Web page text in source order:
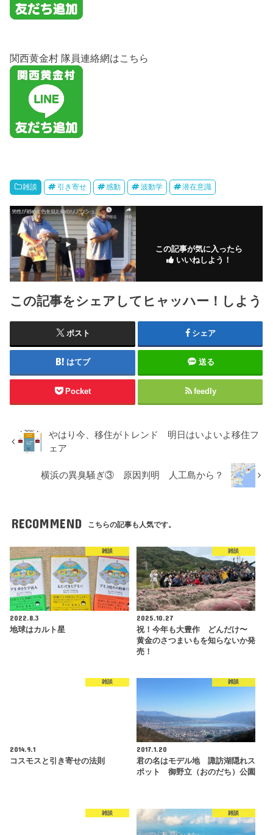
関西黄金村 隊員連絡網はこちら
雑談 引き寄せ 感動 波動学 潜在意識
この記事が気に入ったら
いいねしよう！
この記事をシェアしてヒャッハー！しよう
ポスト シェア
はてブ 送る
Pocket feedly
やはり今、移住がトレンド 明日はいよいよ移住フ
ェア
横浜の異臭騒ぎ③ 原因判明 人工島から？
RECOMMEND こちらの記事も人気です。
雑談
2022.8.3
地球はカルト星
雑談
2025.10.27
祝！今年も大豊作 どんだけ〜
黄金のさつまいもを知らないか発
売！
雑談
2014.9.1
コスモスと引き寄せの法則
雑談
2017.1.20
君の名はモデル地 諏訪湖隠れス
ポット 御野立（おのだち）公園
雑談 雑談